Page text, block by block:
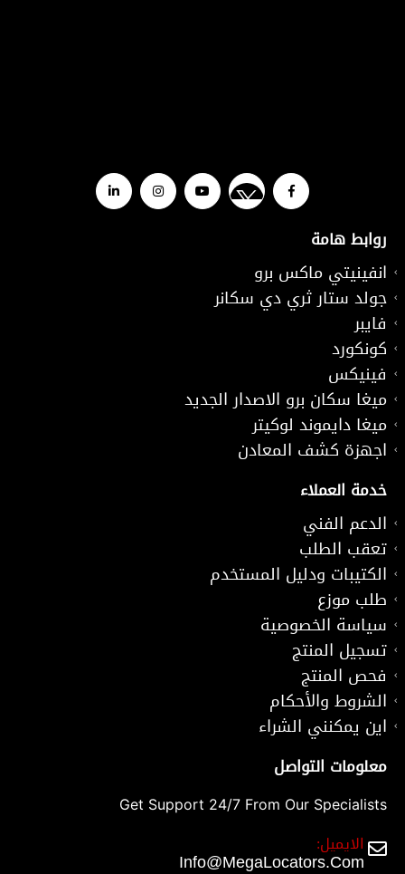
روابط هامة
انفينيتي ماكس برو
جولد ستار ثري دي سكانر
فايبر
كونكورد
فينيكس
ميغا سكان برو الاصدار الجديد
ميغا دايموند لوكيتر
اجهزة كشف المعادن
خدمة العملاء
الدعم الفني
تعقب الطلب
الكتيبات ودليل المستخدم
طلب موزع
سياسة الخصوصية
تسجيل المنتج
فحص المنتج
الشروط والأحكام
اين يمكنني الشراء
معلومات التواصل
Get Support 24/7 From Our Specialists
الايميل:
Info@MegaLocators.Com